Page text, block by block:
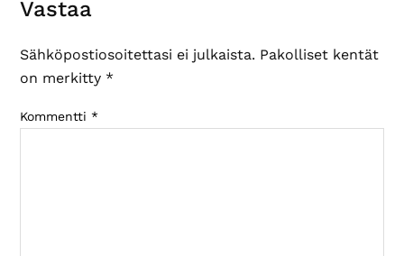
Lukijan
Vastaa
Sähköpostiosoitettasi ei julkaista. Pakolliset kentät
on merkitty *
Kommentti *